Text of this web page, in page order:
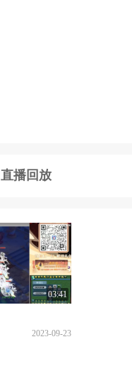
直播回放
03:41
2023-09-23